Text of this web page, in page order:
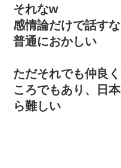
それなw
感情論だけで話す
普通におかしい
ただそれでも仲良
ころでもあり、日
ら難しい